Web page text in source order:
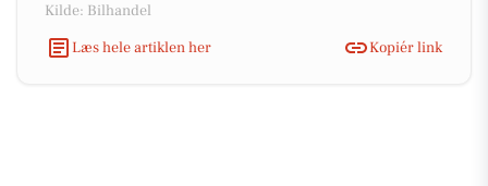
Kilde: Bilhandel
Læs hele artiklen her
Kopiér link